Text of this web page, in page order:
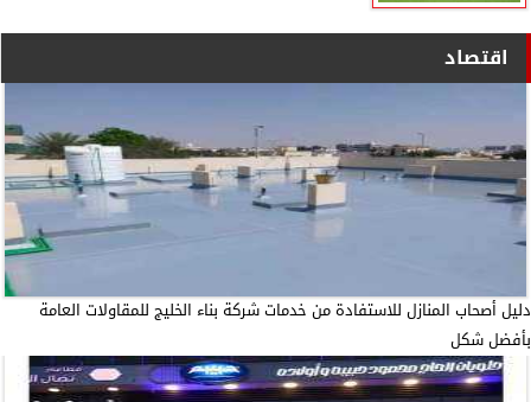
اقتصاد
دليل أصحاب المنازل للاستفادة من خدمات شركة بناء الخليج للمقاولات العامة
بأفضل شكل